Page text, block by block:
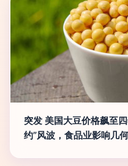
突发 美国大豆价格飙至
约”风波，食品业影响几